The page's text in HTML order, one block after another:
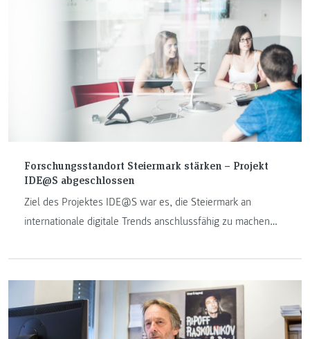
Forschungsstandort Steiermark stärken – Projekt
IDE@S abgeschlossen
Ziel des Projektes IDE@S war es, die Steiermark an
internationale digitale Trends anschlussfähig zu machen